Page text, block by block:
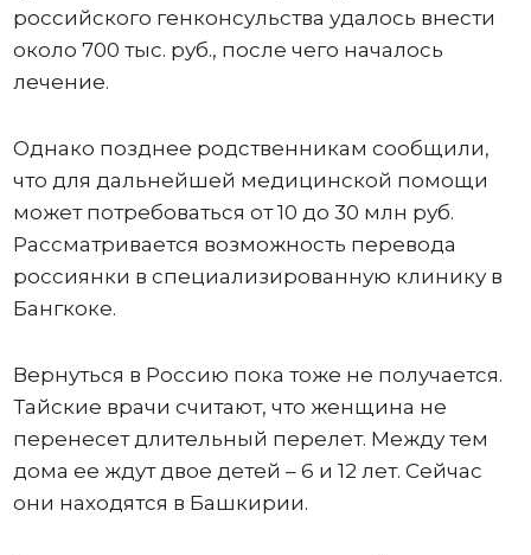
российского генконсульства удалось внести
около 700 тыс. руб., после чего началось
лечение.
Однако позднее родственникам сообщили,
что для дальнейшей медицинской помощи
может потребоваться от 10 до 30 млн руб.
Рассматривается возможность перевода
россиянки в специализированную клинику в
Бангкоке.
Вернуться в Россию пока тоже не получается.
Тайские врачи считают, что женщина не
перенесет длительный перелет. Между тем
дома ее ждут двое детей – 6 и 12 лет. Сейчас
они находятся в Башкирии.